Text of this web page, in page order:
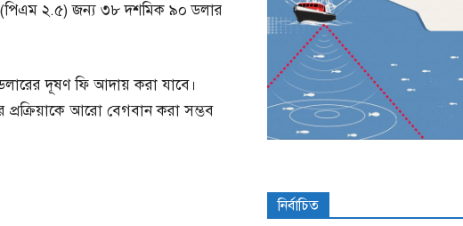
(পিএম ২.৫) জন্য ৩৮ দশমিক ৯০ ডলার
দূষণ ফি আদায় করা যাবে।
প্রক্রিয়াকে আরো বেগবান করা সম্ভব
নির্বাচিত